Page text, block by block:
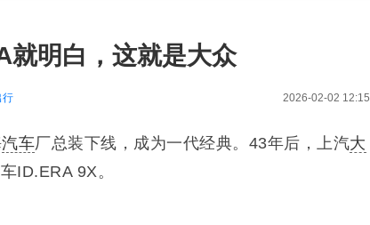
就明白，这就是大众
行 2026-02-02 12:15
汽车厂总装下线，成为一代经典。43年后，上汽大
ID.ERA 9X。